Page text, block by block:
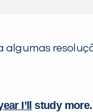
algumas
I’ll study more.